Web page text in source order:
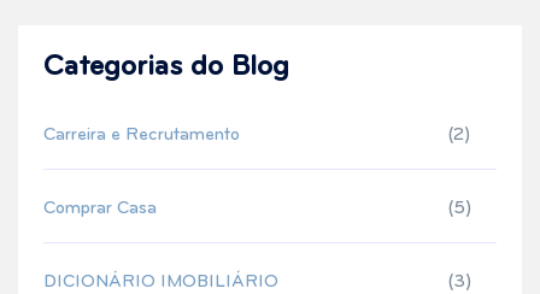
Categorias do Blog
Carreira e Recrutamento (2)
Comprar Casa (5)
DICIONÁRIO IMOBILIÁRIO (3)